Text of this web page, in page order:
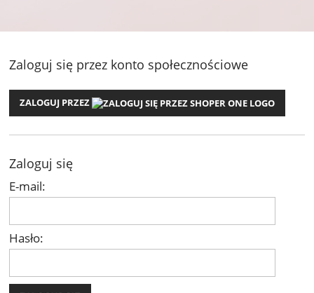
Zaloguj się przez konto społecznościowe
ZALOGUJ PRZEZ
Zaloguj się
E-mail:
Hasło: